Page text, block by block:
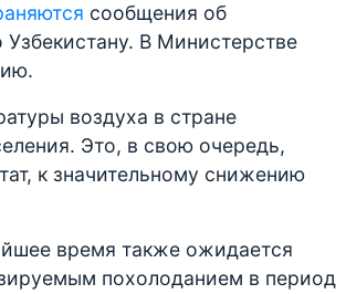
сообщения об
В Министерстве
воздуха в стране
Это, в свою очередь,
к значительному снижению
время также ожидается
похолоданием в период